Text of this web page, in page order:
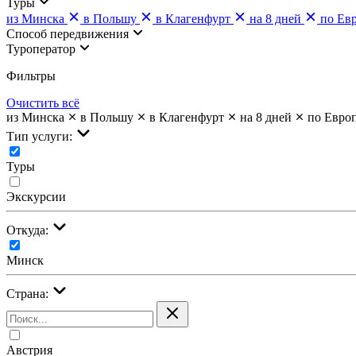
из Минска
в Польшу в Клагенфурт на 8 дней
по
Cпособ передвижения
Туроператор
Фильтры
Очистить всё
из Минска
в Польшу в Клагенфурт на 8 дней
по
Тип услуги:
Туры
Экскурсии
Откуда:
Минск
Страна:
Австрия